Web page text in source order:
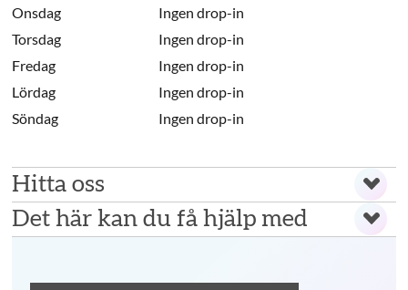
Onsdag
Ingen drop-in
Torsdag
Ingen drop-in
Fredag
Ingen drop-in
Lördag
Ingen drop-in
Söndag
Ingen drop-in
Hitta oss
Det här kan du få hjälp med